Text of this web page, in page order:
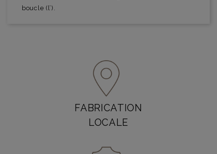
boucle (l’).
FABRICATION
LOCALE